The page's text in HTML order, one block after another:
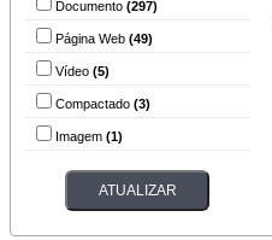
Documento (297)
Página Web (49)
Vídeo (5)
Compactado (3)
Imagem (1)